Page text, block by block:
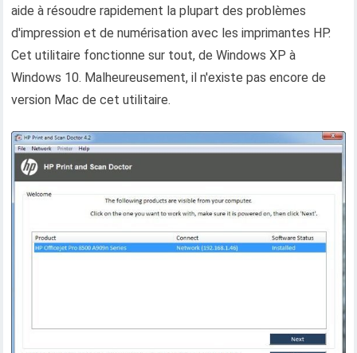
aide à résoudre rapidement la plupart des problèmes
d'impression et de numérisation avec les imprimantes HP.
Cet utilitaire fonctionne sur tout, de Windows XP à
Windows 10. Malheureusement, il n'existe pas encore de
version Mac de cet utilitaire.